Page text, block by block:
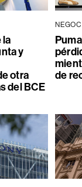
la
y
otra
del BCE
de